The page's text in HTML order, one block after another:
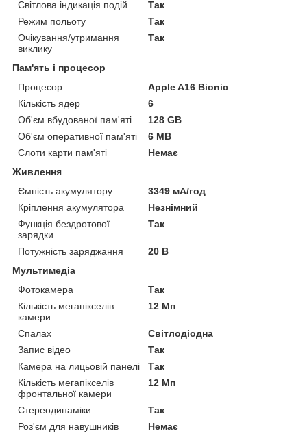
Світлова індикація подій
Так
Режим польоту
Так
Очікування/утримання
виклику
Так
Пам'ять і процесор
Процесор
Apple A16 Bionic
Кількість ядер
6
Об'єм вбудованої пам'яті
128 GB
Об'єм оперативної пам'яті
6 MB
Слоти карти пам'яті
Немає
Живлення
Ємність акумулятору
3349 мА/год
Кріплення акумулятора
Незнімний
Функція бездротової
зарядки
Так
Потужність заряджання
20 В
Мультимедіа
Фотокамера
Так
Кількість мегапікселів
камери
12 Мп
Спалах
Світлодіодна
Запис відео
Так
Камера на лицьовій панелі
Так
Кількість мегапікселів
фронтальної камери
12 Мп
Стереодинаміки
Так
Роз'єм для навушників
Немає